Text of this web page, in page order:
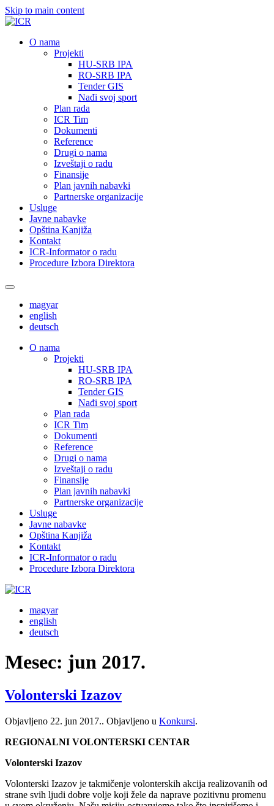
Skip to main content
О nama
Projekti
HU-SRB IPA
RO-SRB IPA
Tender GIS
Nađi svoj sport
Plan rada
ICR Tim
Dokumenti
Reference
Drugi o nama
Izveštaji o radu
Finansije
Plan javnih nabavki
Partnerske organizacije
Usluge
Javne nabavke
Opština Kanjiža
Kontakt
ICR-Informator o radu
Procedure Izbora Direktora
magyar
english
deutsch
О nama
Projekti
HU-SRB IPA
RO-SRB IPA
Tender GIS
Nađi svoj sport
Plan rada
ICR Tim
Dokumenti
Reference
Drugi o nama
Izveštaji o radu
Finansije
Plan javnih nabavki
Partnerske organizacije
Usluge
Javne nabavke
Opština Kanjiža
Kontakt
ICR-Informator o radu
Procedure Izbora Direktora
magyar
english
deutsch
Mesec: jun 2017.
Volonterski Izazov
Objavljeno 22. jun 2017.. Objavljeno u Konkursi.
REGIONALNI VOLONTERSKI CENTAR
Volonterski Izazov
Volonterski Izazov je takmičenje volonterskih akcija realizovanih od
strane svih ljudi dobre volje koji žele da naprave pozitivnu promenu